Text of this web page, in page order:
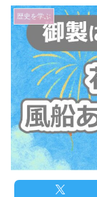
歴史を学ぶ